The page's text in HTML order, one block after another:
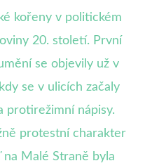
kořeny v politickém
20. století. První
se objevily už v
se v ulicích začaly
protirežimní nápisy.
protestní charakter
na Malé Straně byla